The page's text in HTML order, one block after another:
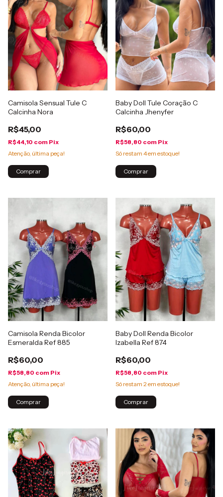
Camisola Sensual Tule C
Calcinha Nora
R$45,00
R$44,10 com Pix
Atenção, última peça!
Comprar
Baby Doll Tule Coração C
Calcinha Jhenyfer
R$60,00
R$58,80 com Pix
Só restam 4em estoque!
Comprar
Camisola Renda Bicolor
Esmeralda Ref 885
R$60,00
R$58,80 com Pix
Atenção, última peça!
Comprar
Baby Doll Renda Bicolor
Izabella Ref 874
R$60,00
R$58,80 com Pix
Só restam 2em estoque!
Comprar